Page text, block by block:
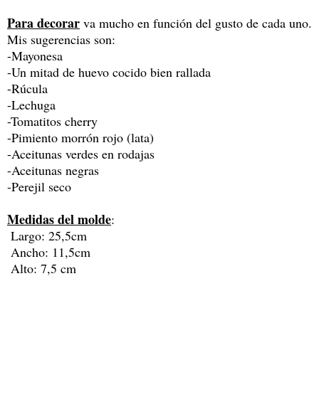
Para decorar va mucho en función del gusto de cada uno.
Mis sugerencias son:
-Mayonesa
-Un mitad de huevo cocido bien rallada
-Rúcula
-Lechuga
-Tomatitos cherry
-Pimiento morrón rojo (lata)
-Aceitunas verdes en rodajas
-Aceitunas negras
-Perejil seco
Medidas del molde:
Largo: 25,5cm
Ancho: 11,5cm
Alto: 7,5 cm